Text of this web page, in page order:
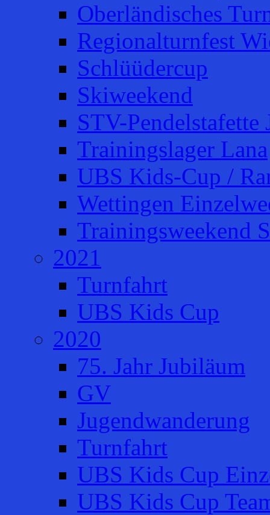
Oberländisches
Regionalturnfest
Schlüüdercup
Skiweekend
STV-Pendelstafette
Trainingslager Lana
UBS Kids-Cup /
Wettingen
Trainingsweekend
2021
Turnfahrt
UBS Kids Cup
2020
75. Jahr Jubiläum
GV
Jugendwanderung
Turnfahrt
UBS Kids Cup
UBS Kids Cup